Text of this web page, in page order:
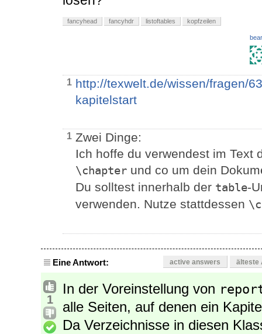
fancyhead fancyhdr listoftables kopfzeilen
1 http://texwelt.de/wissen/fragen/
kapitelstart
1 Zwei Dinge:
Ich hoffe du verwendest im Text
\chapter und co um dein
Du solltest innerhalb der table-
verwenden. Nutze stattdessen
Eine Antwort: active answers älteste
1
In der Voreinstellung von
alle Seiten, auf denen ein
Da Verzeichnisse in diesen